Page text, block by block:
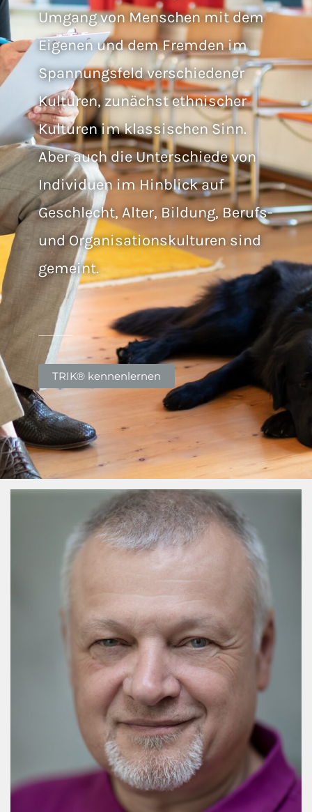
Umgang von Menschen mit dem
Eigenen und dem Fremden im
Spannungsfeld verschiedener
Kulturen, zunächst ethnischer
Kulturen im klassischen Sinn.
Aber auch die Unterschiede von
Individuen im Hinblick auf
Geschlecht, Alter, Bildung, Berufs-
und Organisationskulturen sind
gemeint.
TRIK® kennenlernen